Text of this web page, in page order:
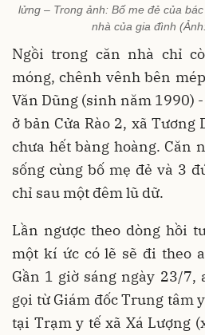
lửng – Trong ảnh: Bố me đẻ của
nhà của gia đình
Ngồi trong căn nhà chỉ
móng, chênh vênh bên
Văn Dũng (sinh năm 1990)
ở bản Cửa Rào 2, xã Tương
chưa hết bàng hoàng. Căn
sống cùng bố mẹ đẻ và 3
chỉ sau một đêm lũ dữ.
Lần ngược theo dòng hồi
một kí ức có lẽ sẽ đi theo
Gần 1 giờ sáng ngày 23/7,
gọi từ Giám đốc Trung tâm
tại Trạm y tế xã Xá Lượng